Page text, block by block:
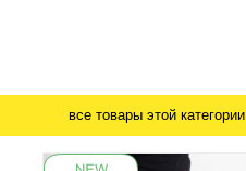
все товары этой категории